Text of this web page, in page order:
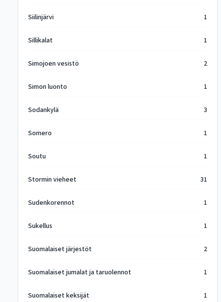
Siilinjärvi 1
Sillikalat 1
Simojoen vesistö 2
Simon luonto 1
Sodankylä 3
Somero 1
Soutu 1
Stormin vieheet 31
Sudenkorennot 1
Sukellus 1
Suomalaiset järjestöt 2
Suomalaiset jumalat ja taruolennot 1
Suomalaiset keksijät 1